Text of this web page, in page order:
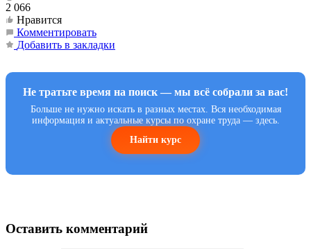
2 066
Нравится
Комментировать
Добавить в закладки
Не тратьте время на поиск — мы всё собрали за вас!
Больше не нужно искать в разных местах. Вся необходимая
информация и актуальные курсы по охране труда — здесь.
Найти курс
Оставить комментарий